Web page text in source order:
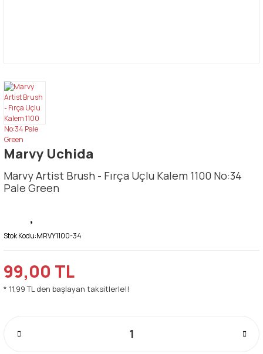
Marvy Uchida
Marvy Artist Brush - Fırça Uçlu Kalem 1100 No:34
Pale Green
Stok Kodu:MRVY1100-34
99,00 TL
* 11,99 TL den başlayan taksitlerle!!